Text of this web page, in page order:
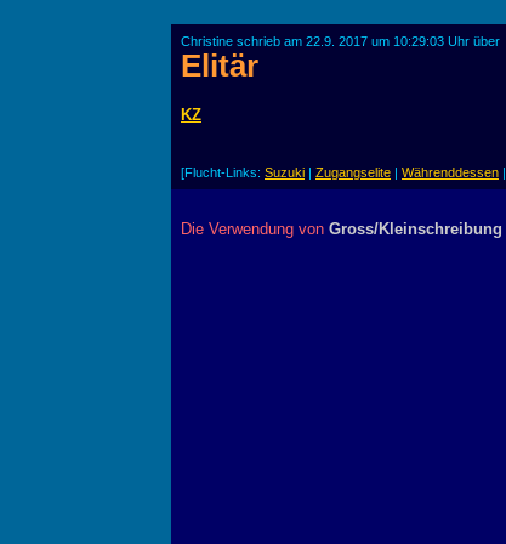
Christine schrieb am 22.9. 2017 um 10:29:03 Uhr über
Elitär
KZ
[Flucht-Links: Suzuki | Zugangselite | Währenddessen |
Die Verwendung von Gross/Kleinschreibung